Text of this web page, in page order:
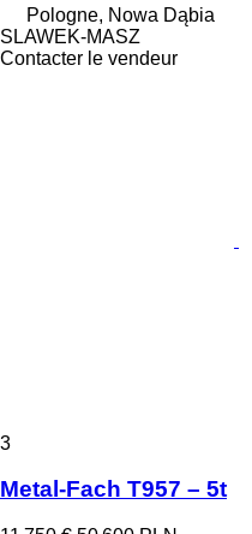
Pologne, Nowa Dąbia
SLAWEK-MASZ
Contacter le vendeur
3
Metal-Fach T957 – 5t